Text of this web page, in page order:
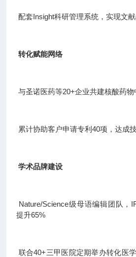
配套Insight科研管理系统，实现文
转化赋能网络
与圣诺医药等20+企业共建核酸药物
累计协助客户申请专利40项，达成
学术品牌建设
Nature/Science级母语编辑团队，
提升65%
联合40+三甲医院定期举办转化医